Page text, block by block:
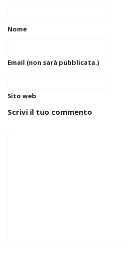
Nome
Email (non sarà pubblicata.)
Sito web
Scrivi il tuo commento